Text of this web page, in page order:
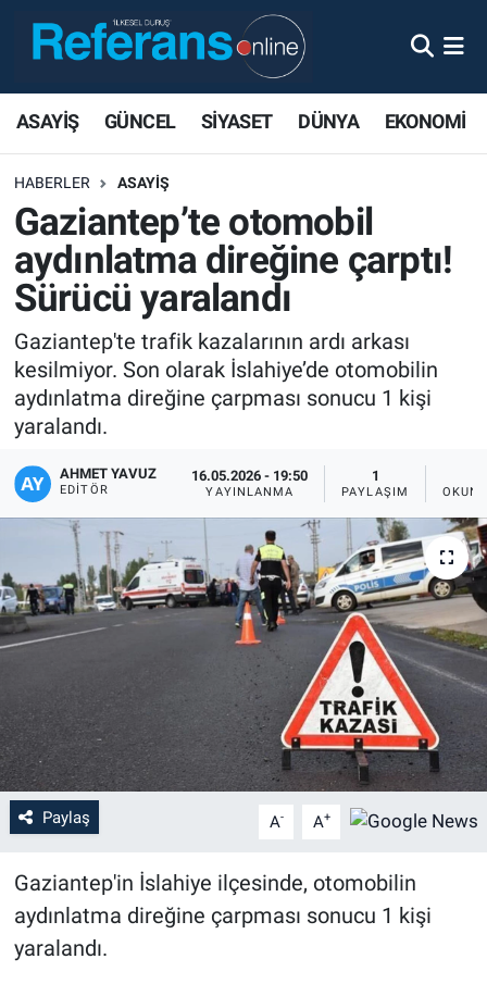
ASAYİŞ GÜNCEL SİYASET DÜNYA EKONOMİ
HABERLER ASAYİŞ
Gaziantep’te otomobil
aydınlatma direğine çarptı!
Sürücü yaralandı
Gaziantep'te trafik kazalarının ardı arkası
kesilmiyor. Son olarak İslahiye’de otomobilin
aydınlatma direğine çarpması sonucu 1 kişi
yaralandı.
AHMET YAVUZ
EDITÖR
16.05.2026 - 19:50
YAYINLANMA
1
PAYLAŞIM
Paylaş A- A+
Gaziantep'in İslahiye ilçesinde, otomobilin
aydınlatma direğine çarpması sonucu 1 kişi
yaralandı.